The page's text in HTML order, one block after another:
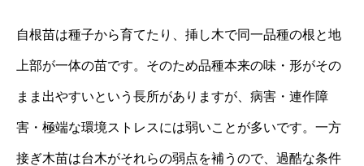
自根苗は種子から育てたり、挿し木で同一品種の根と地
上部が一体の苗です。そのため品種本来の味・形がその
まま出やすいという長所がありますが、病害・連作障
害・極端な環境ストレスには弱いことが多いです。一方
接ぎ木苗は台木がそれらの弱点を補うので、過酷な条件